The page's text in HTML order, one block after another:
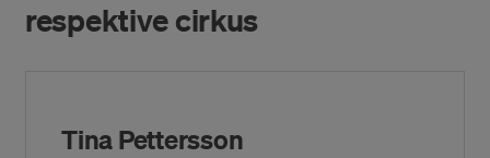
respektive cirkus
Tina Pettersson